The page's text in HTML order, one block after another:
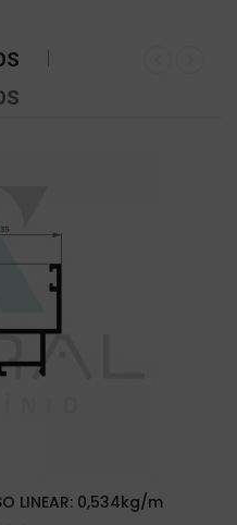
LINEAR: 0,534kg/m